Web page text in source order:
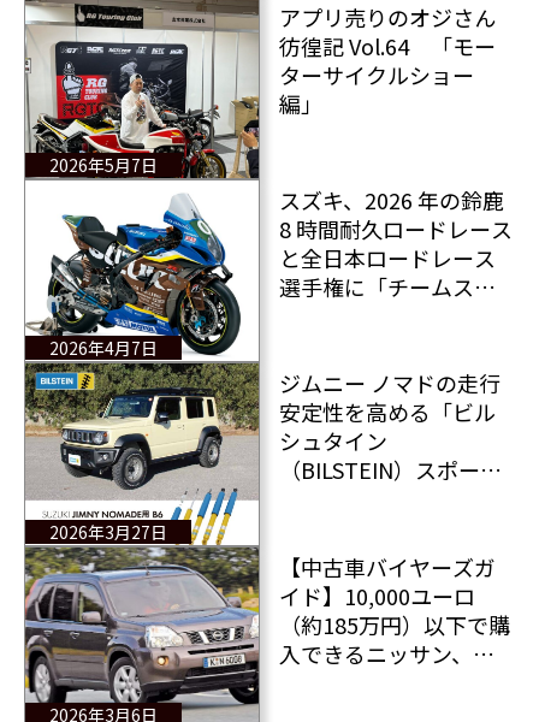
2026年5月7日
アプリ売りのオジさん
彷徨記 Vol.64 「モー
ターサイクルショー
編」
2026年4月7日
スズキ、2026 年の鈴鹿
8 時間耐久ロードレース
と全日本ロードレース
選手権に「チームスズ
2026年3月27日
ジムニー ノマドの走行
安定性を高める「ビル
シュタイン
（BILSTEIN）スポーツ
2026年3月6日
【中古車バイヤーズガ
イド】10,000ユーロ
（約185万円）以下で購
入できるニッサン、ホ